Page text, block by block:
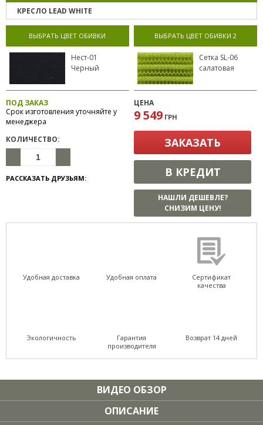
КРЕСЛО LEAD WHITE
ВЫБРАТЬ ЦВЕТ ОБИВКИ
Нест-01
Черный
ВЫБРАТЬ ЦВЕТ ОБИВКИ 2
Сетка SL-06
салатовая
ПОД ЗАКАЗ
Срок изготовления уточняйте у
менеджера
КОЛИЧЕСТВО:
РАССКАЗАТЬ ДРУЗЬЯМ:
ЦЕНА
9 549 ГРН
ЗАКАЗАТЬ
В КРЕДИТ
НАШЛИ ДЕШЕВЛЕ?
СНИЗИМ ЦЕНУ!
Удобная доставка Удобная оплата
Сертификат
качества
Экологичность
Гарантия
производителя
Возврат 14 дней
ВИДЕО ОБЗОР
ОПИСАНИЕ